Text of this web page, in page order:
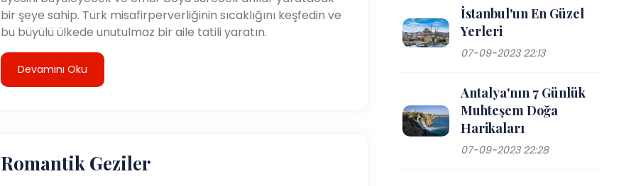
bir şeye sahip. Türk misafirperverliğinin sıcaklığını keşfedin ve
bu büyülü ülkede unutulmaz bir aile tatili yaratın.
Devamını Oku
Romantik Geziler
İstanbul'un En Güzel
Yerleri
07-09-2023 22:13
Antalya'nın 7 Günlük
Muhteşem Doğa
Harikaları
07-09-2023 22:28